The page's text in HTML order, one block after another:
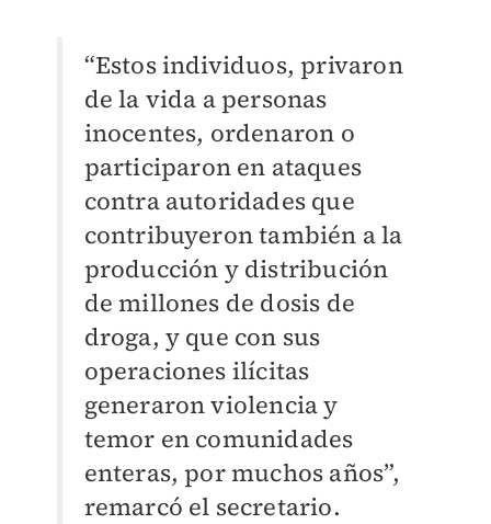
“Estos individuos, privaron
de la vida a personas
inocentes, ordenaron o
participaron en ataques
contra autoridades que
contribuyeron también a la
producción y distribución
de millones de dosis de
droga, y que con sus
operaciones ilícitas
generaron violencia y
temor en comunidades
enteras, por muchos años”,
remarcó el secretario.